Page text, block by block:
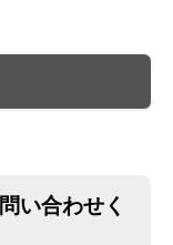
い合わせく